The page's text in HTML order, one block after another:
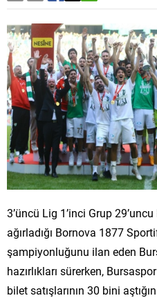
3’üncü Lig 1’inci Grup
ağırladığı Bornova 1877
şampiyonluğunu ilan eden
hazırlıkları sürerken,
bilet satışlarının 30 bini